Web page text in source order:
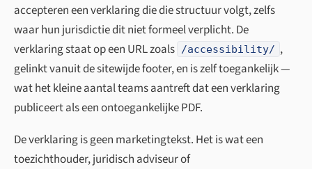
accepteren een verklaring die die structuur volgt, zelfs
waar hun jurisdictie dit niet formeel verplicht. De
verklaring staat op een URL zoals /accessibility/ ,
gelinkt vanuit de sitewijde footer, en is zelf toegankelijk —
wat het kleine aantal teams aantreft dat een verklaring
publiceert als een ontoegankelijke PDF.
De verklaring is geen marketingtekst. Het is wat een
toezichthouder, juridisch adviseur of